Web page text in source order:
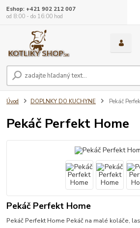
Eshop: +421 902 212 007
od 8:00 - do 16:00 hod
Úvod DOPLNKY DO KUCHYNE Pekáč
Pekáč Perfekt Home
Pekáč Perfekt Home
Pekáč Perfekt Home Pekáč na malé koláče,